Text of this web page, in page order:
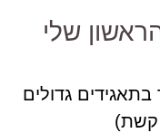
שלי
גדולים
קשת)